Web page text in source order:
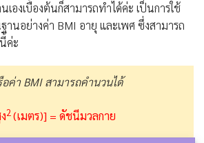
องเบื้องต้นก็สามารถทำได้ค่ะ เป็นการใช้
นอย่างค่า BMI อายุ และเพศ ซึ่งสามารถ
ค่ะ
ค่า BMI สามารถคำนวนได้
2 (เมตร)] = ดัชนีมวลกาย